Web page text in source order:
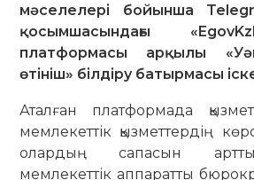
мәселелері бойынша
қосымшасындағы
платформасы арқылы
өтініш» білдіру батырмасы
Аталған платформада
мемлекеттік қызметтердің
олардың сапасын
мемлекеттік аппаратты